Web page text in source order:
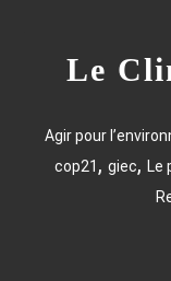
Le
Agir pour
cop21 , giec, Le